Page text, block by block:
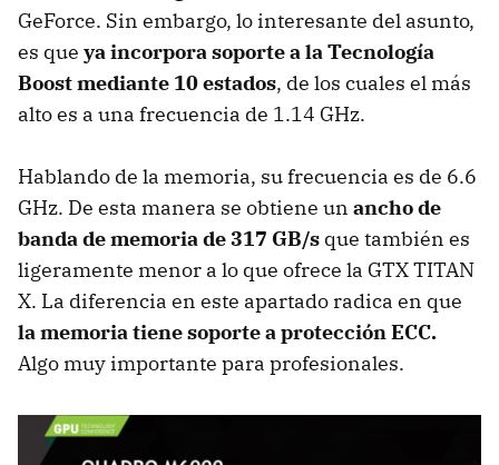
GeForce. Sin embargo, lo interesante del asunto,
es que ya incorpora soporte a la Tecnología
Boost mediante 10 estados, de los cuales el más
alto es a una frecuencia de 1.14 GHz.
Hablando de la memoria, su frecuencia es de 6.6
GHz. De esta manera se obtiene un ancho de
banda de memoria de 317 GB/s que también es
ligeramente menor a lo que ofrece la GTX TITAN
X. La diferencia en este apartado radica en que
la memoria tiene soporte a protección ECC.
Algo muy importante para profesionales.